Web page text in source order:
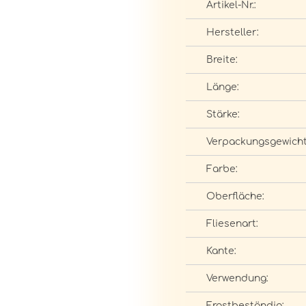
Artikel-Nr.:
Hersteller:
Breite:
Länge:
Stärke:
Farbe:
Oberfläche:
Fliesenart:
Kante:
Verwendung: